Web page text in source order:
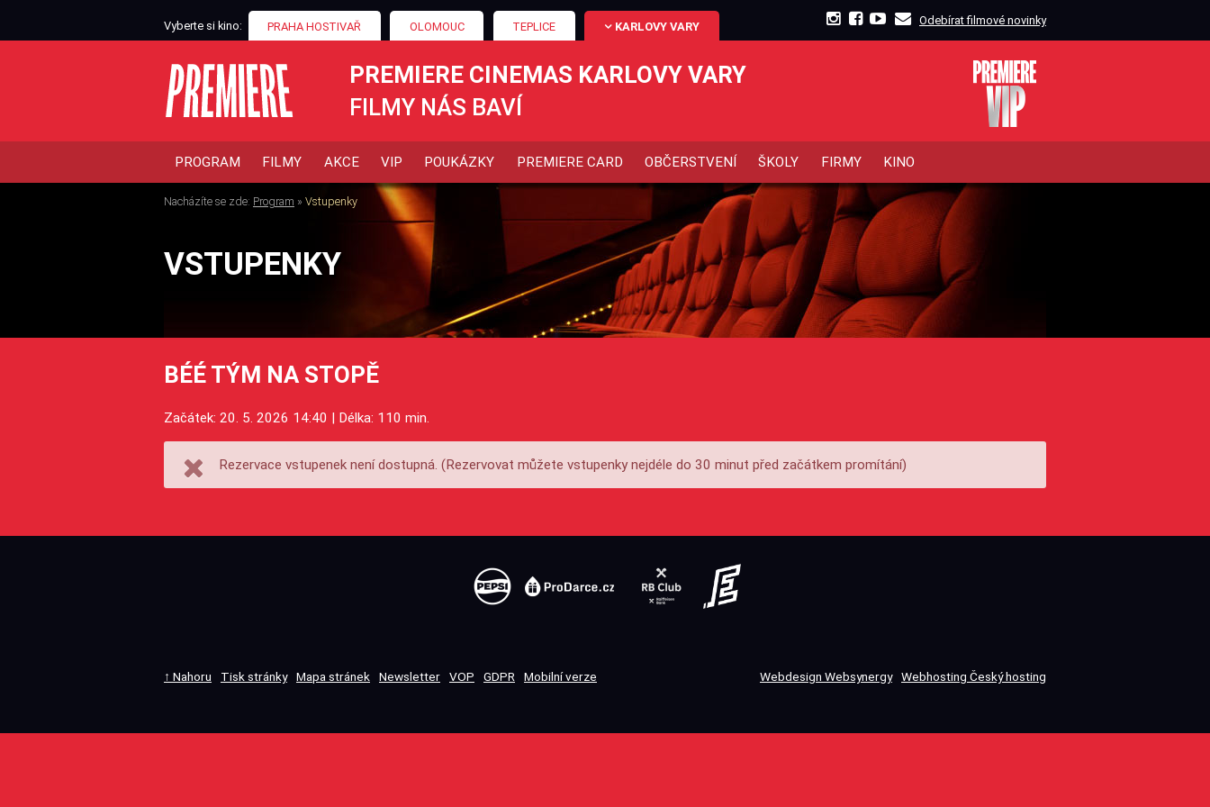
Vyberte si kino: PRAHA HOSTIVAŘ OLOMOUC TEPLICE KARLOVY VARY Odebírat filmové novinky
PREMIERE CINEMAS KARLOVY VARY
FILMY NÁS BAVÍ
PROGRAM FILMY AKCE VIP POUKÁZKY PREMIERE CARD OBČERSTVENÍ ŠKOLY FIRMY KINO
Nacházíte se zde: Program » Vstupenky
VSTUPENKY
BÉÉ TÝM NA STOPĚ
Začátek: 20. 5. 2026 14:40 | Délka: 110 min.
Rezervace vstupenek není dostupná. (Rezervovat můžete vstupenky nejdéle do 30 minut před začátkem promítání)
↑ Nahoru Tisk stránky Mapa stránek Newsletter VOP GDPR Mobilní verze Webdesign Websynergy Webhosting Český hosting